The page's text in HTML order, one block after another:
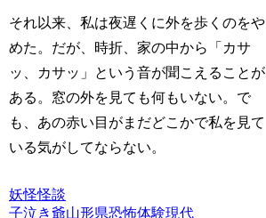
それ以来、私は夜遅くに外を歩くのをや
めた。だが、時折、家の中から「カサ
ッ、カサッ」という音が聞こえることが
ある。窓の外を見ても何もいない。で
も、あの赤い目がまだどこかで私を見て
いる気がしてならない。
妖怪怪談
子泣き爺山形県恐怖体験現代